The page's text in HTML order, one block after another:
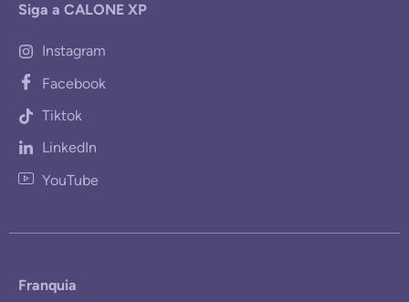
Siga a CALONE XP
Instagram
Facebook
Tiktok
LinkedIn
YouTube
Franquia